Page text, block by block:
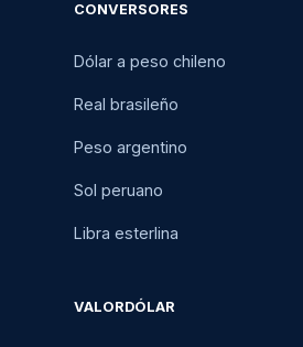
CONVERSORES
Dólar a peso chileno
Real brasileño
Peso argentino
Sol peruano
Libra esterlina
VALORDÓLAR